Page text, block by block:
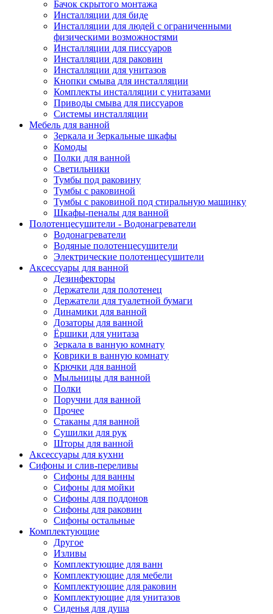
Бачок скрытого монтажа
Инсталляции для биде
Инсталляции для людей с ограниченными
физическими возможностями
Инсталляции для писсуаров
Инсталляции для раковин
Инсталляции для унитазов
Кнопки смыва для инсталляции
Комплекты инсталляции с унитазами
Приводы смыва для писсуаров
Системы инсталляции
Мебель для ванной
Зеркала и Зеркальные шкафы
Комоды
Полки для ванной
Светильники
Тумбы под раковину
Тумбы с раковиной
Тумбы с раковиной под стиральную машинку
Шкафы-пеналы для ванной
Полотенцесушители - Водонагреватели
Водонагреватели
Водяные полотенцесушители
Электрические полотенцесушители
Аксессуары для ванной
Дезинфекторы
Держатели для полотенец
Держатели для туалетной бумаги
Динамики для ванной
Дозаторы для ванной
Ёршики для унитаза
Зеркала в ванную комнату
Коврики в ванную комнату
Крючки для ванной
Мыльницы для ванной
Полки
Поручни для ванной
Прочее
Стаканы для ванной
Сушилки для рук
Шторы для ванной
Аксессуары для кухни
Сифоны и слив-переливы
Сифоны для ванны
Сифоны для мойки
Сифоны для поддонов
Сифоны для раковин
Сифоны остальные
Комплектующие
Другое
Изливы
Комплектующие для ванн
Комплектующие для мебели
Комплектующие для раковин
Комплектующие для унитазов
Сиденья для душа